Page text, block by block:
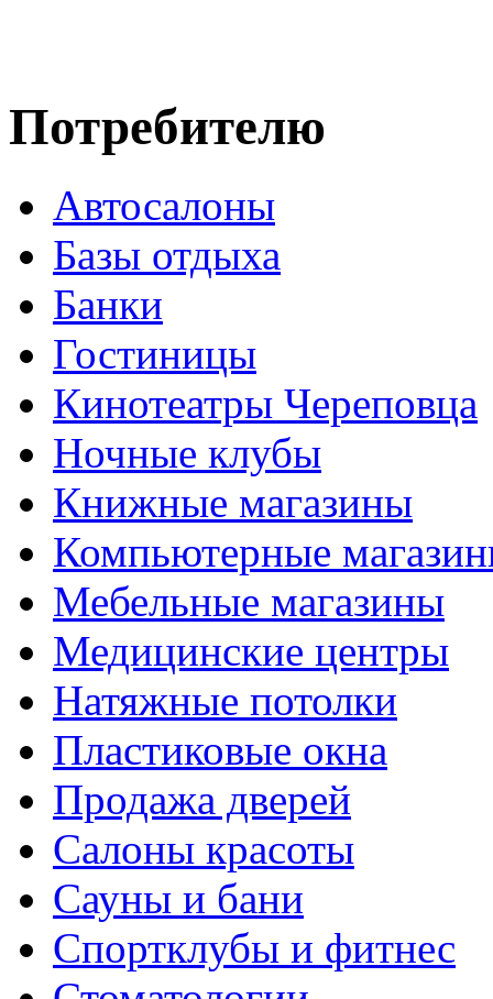
Потребителю
Автосалоны
Базы отдыха
Банки
Гостиницы
Кинотеатры Череповца
Ночные клубы
Книжные магазины
Компьютерные
Мебельные магазины
Медицинские центры
Натяжные потолки
Пластиковые окна
Продажа дверей
Салоны красоты
Сауны и бани
Спортклубы и фитнес